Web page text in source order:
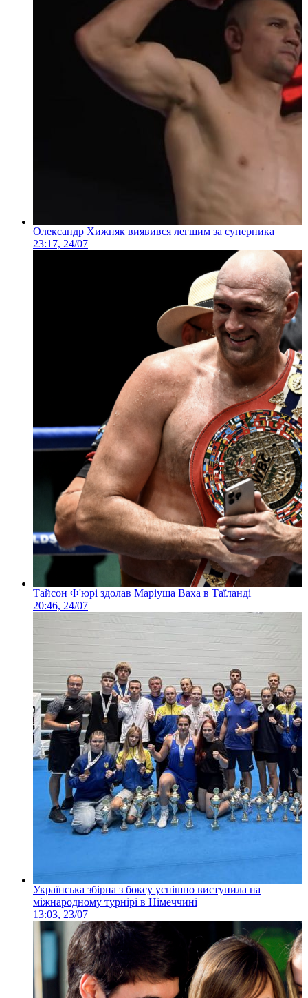
Олександр Хижняк виявився легшим за суперника
23:17, 24/07
Тайсон Ф'юрі здолав Маріуша Ваха в Таїланді
20:46, 24/07
Українська збірна з боксу успішно виступила на
міжнародному турнірі в Німеччині
13:03, 23/07